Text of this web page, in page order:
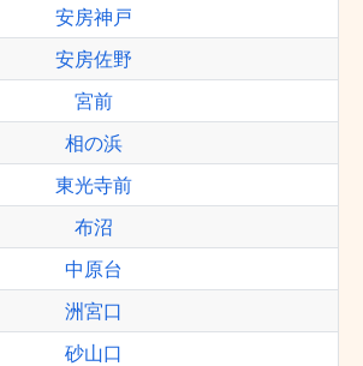
安房神戸
安房佐野
宮前
相の浜
東光寺前
布沼
中原台
洲宮口
砂山口